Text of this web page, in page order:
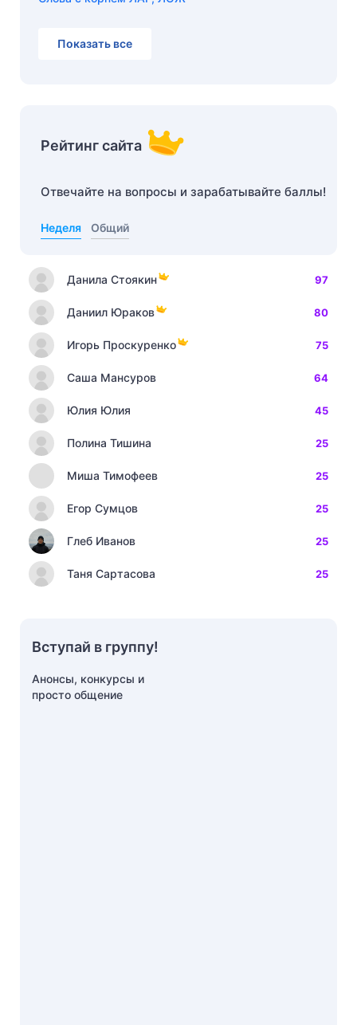
Показать все
Рейтинг сайта
Отвечайте на вопросы и зарабатывайте баллы!
Неделя Общий
Данила Стоякин 97
Даниил Юраков 80
Игорь Проскуренко 75
Саша Мансуров 64
Юлия Юлия 45
Полина Тишина 25
Миша Тимофеев 25
Егор Сумцов 25
Глеб Иванов 25
Таня Сартасова 25
Вступай в группу!
Анонсы, конкурсы и
просто общение